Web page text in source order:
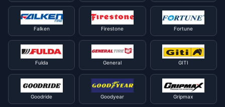
Falken Firestone Fortune
Fulda General GITI
Goodride Goodyear Gripmax